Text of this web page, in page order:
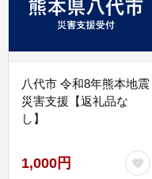
八代市 令和8年熊本地震
災害支援【返礼品な
し】
1,000円